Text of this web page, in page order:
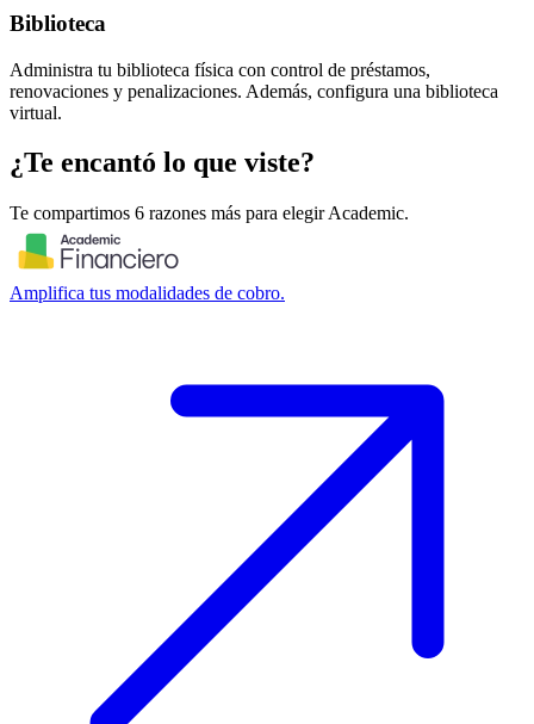
Biblioteca
Administra tu biblioteca física con control de préstamos,
renovaciones y penalizaciones. Además, configura una biblioteca
virtual.
¿Te encantó lo que viste?
Te compartimos 6 razones más para elegir Academic.
Amplifica tus modalidades de cobro.